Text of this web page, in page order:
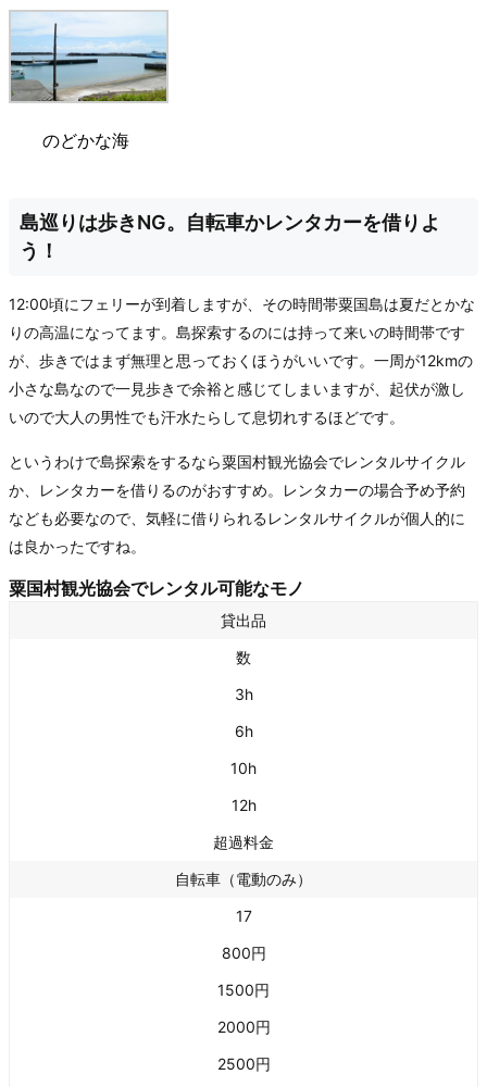
のどかな海
島巡りは歩きNG。自転車かレンタカーを借りよ
う！
12:00頃にフェリーが到着しますが、その時間帯粟国島は夏だとかな
りの高温になってます。島探索するのには持って来いの時間帯です
が、歩きではまず無理と思っておくほうがいいです。一周が12kmの
小さな島なので一見歩きで余裕と感じてしまいますが、起伏が激し
いので大人の男性でも汗水たらして息切れするほどです。
というわけで島探索をするなら粟国村観光協会でレンタルサイクル
か、レンタカーを借りるのがおすすめ。レンタカーの場合予め予約
なども必要なので、気軽に借りられるレンタルサイクルが個人的に
は良かったですね。
粟国村観光協会でレンタル可能なモノ
貸出品
数
3h
6h
10h
12h
超過料金
自転車（電動のみ）
17
800円
1500円
2000円
2500円